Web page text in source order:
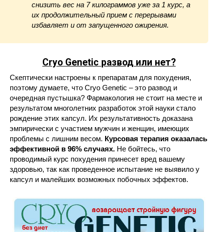
снизить вес на 7 килограммов уже за 1 курс, а
их продолжительный прием с перерывами
избавляет и от запущенного ожирения.
Cryo Genetic развод или нет?
Скептически настроены к препаратам для похудения,
поэтому думаете, что Cryo Genetic – это развод и
очередная пустышка? Фармакология не стоит на месте и
результатом многолетних разработок этой науки стало
рождение этих капсул. Их результативность доказана
эмпирически с участием мужчин и женщин, имеющих
проблемы с лишним весом. Курсовая терапия оказалась
эффективной в 96% случаях. Не бойтесь, что
проводимый курс похудения принесет вред вашему
здоровью, так как проведенное испытание не выявило у
капсул и малейших возможных побочных эффектов.